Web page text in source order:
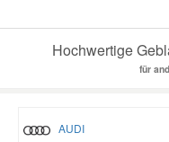
Hochwertige
für
AUDI